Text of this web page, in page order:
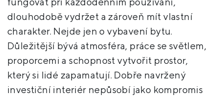
dlouhodobě vydržet a zároveň mít vlastní
charakter. Nejde jen o vybavení bytu.
Důležitější bývá atmosféra, práce se světlem,
proporcemi a schopnost vytvořit prostor,
který si lidé zapamatují. Dobře navržený
investiční interiér nepůsobí jako kompromis